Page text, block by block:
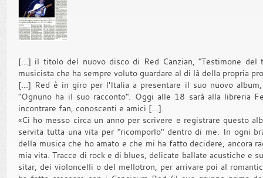
[...] il titolo del nuovo disco di Red Canzian, "Testimone
musicista che ha sempre voluto guardare al di là della propria
[...] Red è in giro per l'Italia a presentare il suo nuovo
"Ognuno ha il suo racconto". Oggi alle 18 sarà alla libreria
incontrare fan, conoscenti e amici [...].
«Ci ho messo circa un anno per scrivere e registrare questo
servita tutta una vita per "ricomporlo" dentro di me. In ogni
della musica che ho amato e che mi ha fatto decidere, ancora
mia vita. Tracce di rock e di blues, delicate ballate acustiche e
sitar, dei violoncelli o del mellotron, per arrivare poi al